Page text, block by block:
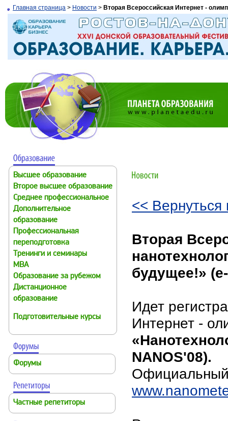
Главная страница > Новости > Вторая Всероссийская Интернет -
Высшее образование
Второе высшее образование
Среднее профессиональное
Дополнительное
образование
Профессиональная
переподготовка
Тренинги и семинары
MBA
Образование за рубежом
Дистанционное
образование
Подготовительные курсы
Форумы
Частные репетиторы
<< Вернуться
Вторая
будущее!»
Идет
Интернет -
NANOS'08).